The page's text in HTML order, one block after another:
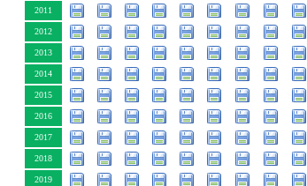
2011
2012
2013
2014
2015
2016
2017
2018
2019